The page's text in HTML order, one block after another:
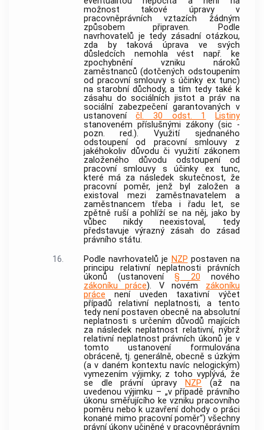
možnost takové úpravy v
pracovněprávních vztazích žádným
způsobem připraven. Podle
navrhovatelů je tedy zásadní otázkou,
zda by taková úprava ve svých
důsledcích nemohla vést např. ke
zpochybnění vzniku nároků
zaměstnanců (dotčených odstoupením
od pracovní smlouvy s účinky ex tunc)
na starobní důchody, a tím tedy také k
zásahu do sociálních jistot a práv na
sociální zabezpečení garantovaných v
ustanoveníčl. 30 odst. 1
Listiny
stanoveném příslušnými zákony (sic -
pozn. red.). Využití sjednaného
odstoupení od pracovní smlouvy z
jakéhokoliv důvodu či využití zákonem
založeného důvodu odstoupení od
pracovní smlouvy s účinky ex tunc,
které má za následek skutečnost, že
pracovní poměr, jenž byl založen a
existoval mezi zaměstnavatelem a
zaměstnancem třeba i řadu let, se
zpětně ruší a pohlíží se na něj, jako by
vůbec nikdy neexistoval, tedy
představuje výrazný zásah do zásad
právního státu.
16.
Podle navrhovatelů je NZP postaven na
principu relativní neplatnosti právních
úkonů (ustanovení§ 20 nového
zákoníku práce). V novém zákoníku
práce není uveden taxativní výčet
případů relativní neplatnosti, a tento
tedy není postaven obecně na absolutní
neplatnosti s určením důvodů majících
za následek neplatnost relativní, nýbrž
relativní neplatnost právních úkonů je v
tomto ustanovení formulována
obráceně, tj. generálně, obecně s úzkým
(a v daném kontextu navíc nelogickým)
vymezením výjimky; z toho vyplývá, že
se dle právní úpravy
NZP (až na
uvedenou výjimku – „v případě právního
úkonu směřujícího ke vzniku pracovního
poměru nebo k uzavření dohody o práci
konané mimo pracovní poměr“) všechny
právní úkony učiněné v pracovněprávním